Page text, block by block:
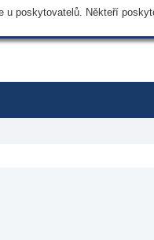
u poskytovatelů. Někteří